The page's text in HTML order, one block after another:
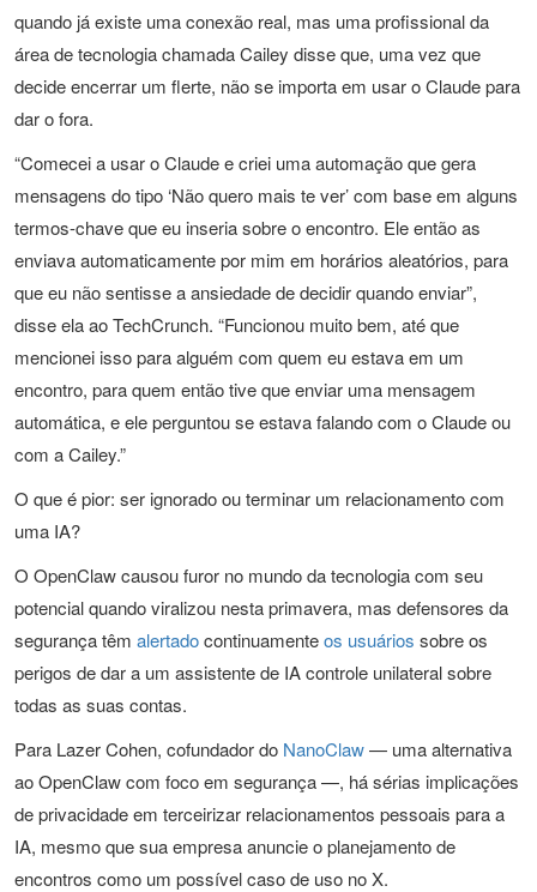
quando já existe uma conexão real, mas uma profissional da
área de tecnologia chamada Cailey disse que, uma vez que
decide encerrar um flerte, não se importa em usar o Claude para
dar o fora.
“Comecei a usar o Claude e criei uma automação que gera
mensagens do tipo ‘Não quero mais te ver’ com base em alguns
termos-chave que eu inseria sobre o encontro. Ele então as
enviava automaticamente por mim em horários aleatórios, para
que eu não sentisse a ansiedade de decidir quando enviar”,
disse ela ao TechCrunch. “Funcionou muito bem, até que
mencionei isso para alguém com quem eu estava em um
encontro, para quem então tive que enviar uma mensagem
automática, e ele perguntou se estava falando com o Claude ou
com a Cailey.”
O que é pior: ser ignorado ou terminar um relacionamento com
uma IA?
O OpenClaw causou furor no mundo da tecnologia com seu
potencial quando viralizou nesta primavera, mas defensores da
segurança têm alertadocontinuamenteos usuários sobre os
perigos de dar a um assistente de IA controle unilateral sobre
todas as suas contas.
Para Lazer Cohen, cofundador do NanoClaw— uma alternativa
ao OpenClaw com foco em segurança —, há sérias implicações
de privacidade em terceirizar relacionamentos pessoais para a
IA, mesmo que sua empresa anuncie o planejamento de
encontros como um possível caso de uso no X.